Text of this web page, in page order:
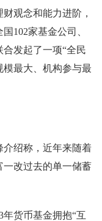
观念和能力进阶，
102家基金公司、
发起了一项“全民
模最大、机构参与最
介绍称，近年来随着
一改过去的单一储蓄
货币基金拥抱“互